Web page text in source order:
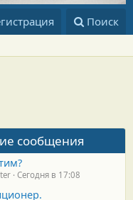
Поиск
сообщения
Сегодня в 17:08